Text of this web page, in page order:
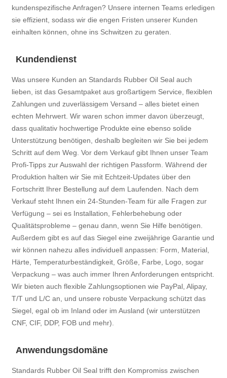
kundenspezifische Anfragen? Unsere internen Teams erledigen
sie effizient, sodass wir die engen Fristen unserer Kunden
einhalten können, ohne ins Schwitzen zu geraten.
Kundendienst
Was unsere Kunden an Standards Rubber Oil Seal auch
lieben, ist das Gesamtpaket aus großartigem Service, flexiblen
Zahlungen und zuverlässigem Versand – alles bietet einen
echten Mehrwert. Wir waren schon immer davon überzeugt,
dass qualitativ hochwertige Produkte eine ebenso solide
Unterstützung benötigen, deshalb begleiten wir Sie bei jedem
Schritt auf dem Weg. Vor dem Verkauf gibt Ihnen unser Team
Profi-Tipps zur Auswahl der richtigen Passform. Während der
Produktion halten wir Sie mit Echtzeit-Updates über den
Fortschritt Ihrer Bestellung auf dem Laufenden. Nach dem
Verkauf steht Ihnen ein 24-Stunden-Team für alle Fragen zur
Verfügung – sei es Installation, Fehlerbehebung oder
Qualitätsprobleme – genau dann, wenn Sie Hilfe benötigen.
Außerdem gibt es auf das Siegel eine zweijährige Garantie und
wir können nahezu alles individuell anpassen: Form, Material,
Härte, Temperaturbeständigkeit, Größe, Farbe, Logo, sogar
Verpackung – was auch immer Ihren Anforderungen entspricht.
Wir bieten auch flexible Zahlungsoptionen wie PayPal, Alipay,
T/T und L/C an, und unsere robuste Verpackung schützt das
Siegel, egal ob im Inland oder im Ausland (wir unterstützen
CNF, CIF, DDP, FOB und mehr).
Anwendungsdomäne
Standards Rubber Oil Seal trifft den Kompromiss zwischen